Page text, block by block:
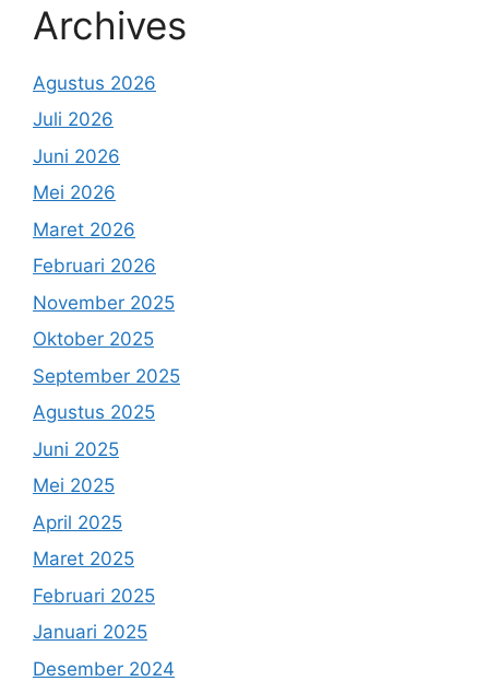
Archives
Agustus 2026
Juli 2026
Juni 2026
Mei 2026
Maret 2026
Februari 2026
November 2025
Oktober 2025
September 2025
Agustus 2025
Juni 2025
Mei 2025
April 2025
Maret 2025
Februari 2025
Januari 2025
Desember 2024